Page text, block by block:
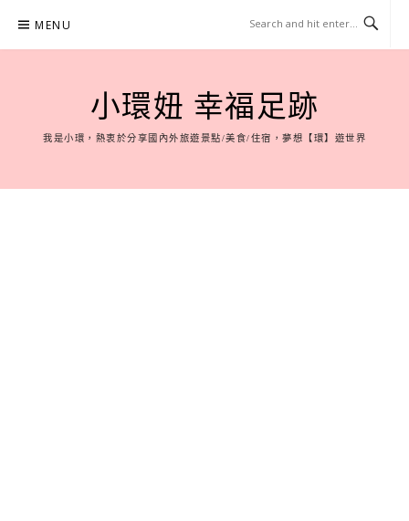
content
MENU
小環妞 幸福足跡
我是小環，熱衷於分享國內外旅遊景點/美食/住宿，夢想【環】遊世界